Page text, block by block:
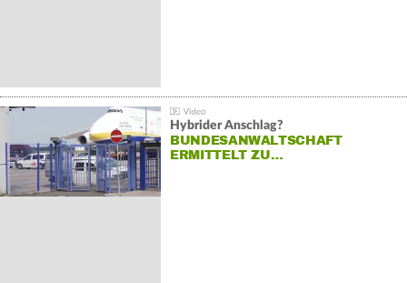
Hybrider Anschlag?
BUNDESANWALTSCHAFT
ERMITTELT ZU…